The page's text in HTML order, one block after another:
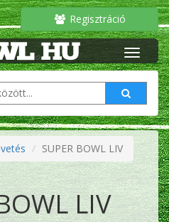
Regisztráció
SUPER BOWL LIV
LIV